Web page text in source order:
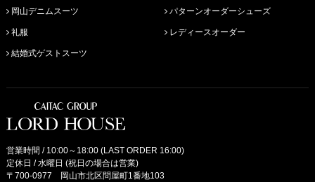
岡山デニムスーツ
礼服
結婚式ゲストスーツ
パターンオーダーシューズ
レディースオーダー
営業時間 / 10:00～18:00 (LAST ORDER 16:00)
定休日 / 水曜日 (祝日の場合は営業)
〒700-0977 岡山市北区問屋町1番地103